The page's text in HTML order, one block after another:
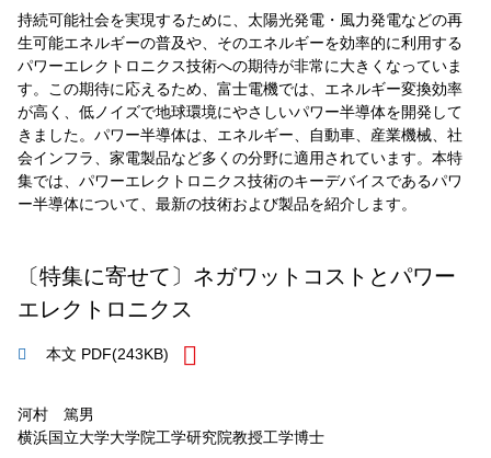
持続可能社会を実現するために、太陽光発電・風力発電などの再
生可能エネルギーの普及や、そのエネルギーを効率的に利用する
パワーエレクトロニクス技術への期待が非常に大きくなっていま
す。この期待に応えるため、富士電機では、エネルギー変換効率
が高く、低ノイズで地球環境にやさしいパワー半導体を開発して
きました。パワー半導体は、エネルギー、自動車、産業機械、社
会インフラ、家電製品など多くの分野に適用されています。本特
集では、パワーエレクトロニクス技術のキーデバイスであるパワ
ー半導体について、最新の技術および製品を紹介します。
〔特集に寄せて〕ネガワットコストとパワー
エレクトロニクス
本文 PDF(243KB)
河村 篤男
横浜国立大学大学院工学研究院教授工学博士